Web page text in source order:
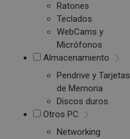
Ratones
Teclados
WebCams y
Micrófonos
Almacenamiento
Pendrive y Tarjetas
de Memoria
Discos duros
Otros PC
Networking